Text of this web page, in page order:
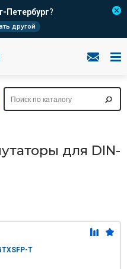
Петербург?
другой
для DIN-
T